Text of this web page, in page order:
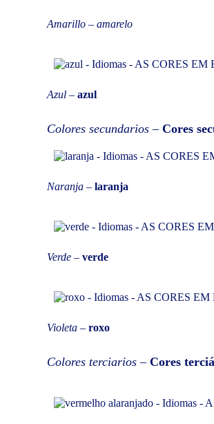
Amarillo – amarelo
Azul – azul
Colores secundarios– Cores
Naranja – laranja
Verde – verde
Violeta – roxo
Colores terciarios – Cores